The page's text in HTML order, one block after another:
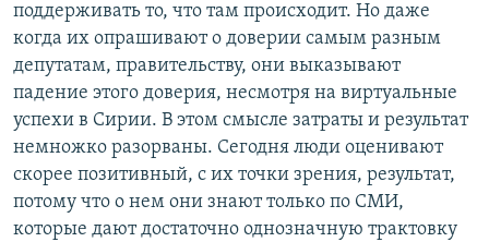
поддерживать то, что там происходит. Но даже
когда их опрашивают о доверии самым разным
депутатам, правительству, они выказывают
падение этого доверия, несмотря на виртуальные
успехи в Сирии. В этом смысле затраты и результат
немножко разорваны. Сегодня люди оценивают
скорее позитивный, с их точки зрения, результат,
потому что о нем они знают только по СМИ,
которые дают достаточно однозначную трактовку